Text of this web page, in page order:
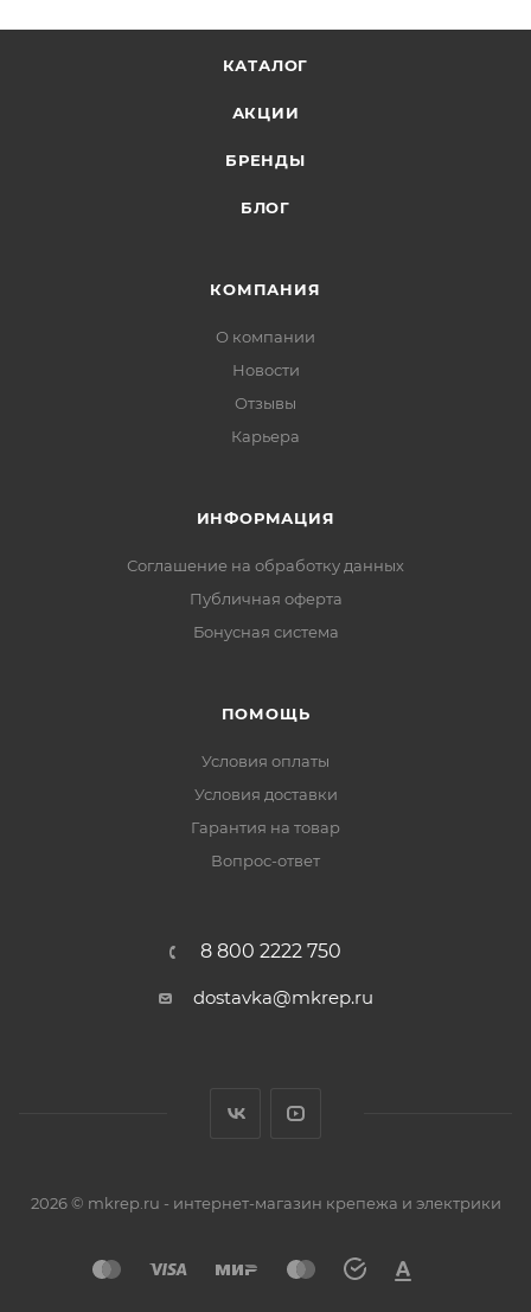
КАТАЛОГ
АКЦИИ
БРЕНДЫ
БЛОГ
КОМПАНИЯ
О компании
Новости
Отзывы
Карьера
ИНФОРМАЦИЯ
Соглашение на обработку данных
Публичная оферта
Бонусная система
ПОМОЩЬ
Условия оплаты
Условия доставки
Гарантия на товар
Вопрос-ответ
8 800 2222 750
dostavka@mkrep.ru
2026 © mkrep.ru - интернет-магазин крепежа и электрики